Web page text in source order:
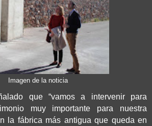
Imagen de la noticia
que “vamos a intervenir para
muy importante para nuestra
la fábrica más antigua que queda en